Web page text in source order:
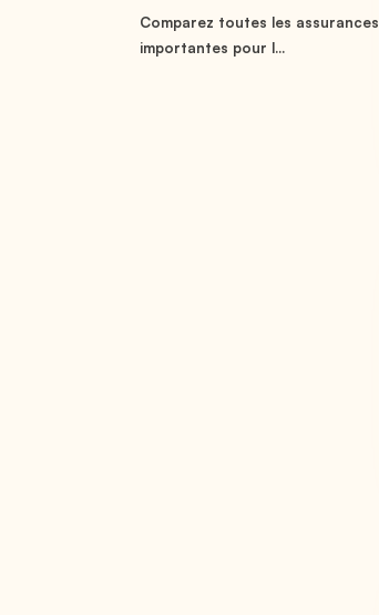
Comparez toutes les assurances
importantes pour l...